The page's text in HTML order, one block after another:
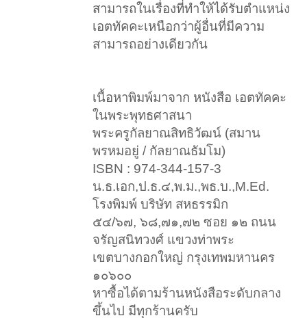
สามารถในเรื่องที่ทำให้ได้รับตำแหน่ง
เอตทัคคะเหนือกว่าผู้อื่นที่มีความ
สามารถอย่างเดียวกัน
เนื้อหาพิมพ์มาจาก หนังสือ เอตทัคคะ
ในพระพุทธศาสนา
พระครูกัลยาณสิทธิวัฒน์ (สมาน
พรหมอยู่ / กัลยาณธัมโม)
ISBN : 974-344-157-3
น.ธ.เอก,ป.ธ.๔,พ.ม.,พธ.บ.,M.Ed.
โรงพิมพ์ บริษัท สหธรรมิก
๕๔/๖๗, ๖๘,๗๑,๗๒ ซอย ๑๒ ถนน
จรัญสนิทวงศ์ แขวงท่าพระ
เขตบางกอกใหญ่ กรุงเทพมหานคร
๑๐๖๐๐
หาซื้อได้ตามร้านหนังสือระดับกลาง
ขึ้นไป มีทุกร้านครับ